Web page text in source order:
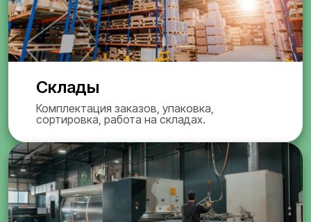
Склады
Комплектация заказов, упаковка,
сортировка, работа на складах.